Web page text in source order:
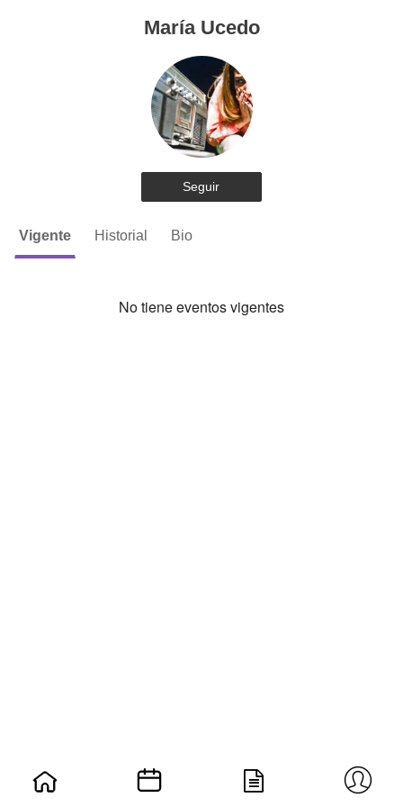
María Ucedo
Seguir
Vigente Historial Bio
No tiene eventos vigentes